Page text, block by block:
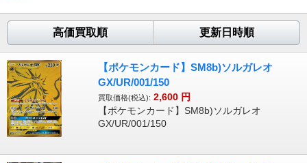
高価買取順 更新日時順
【ポケモンカード】SM8b)ソルガレオ
GX/UR/001/150
買取価格(税込): 2,600 円
【ポケモンカード】SM8b)ソルガレオ
GX/UR/001/150